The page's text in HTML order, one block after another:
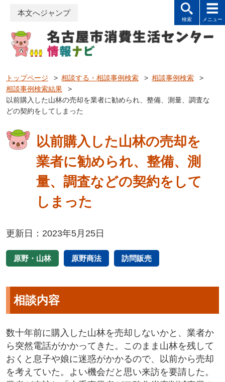
本文へジャンプ
トップページ > 相談する・相談事例検索 > 相談事例検索
>
相談事例検索結果
>
以前購入した山林の売却を業者に勧められ、整備、測量、調査な
どの契約をしてしまった
以前購入した山林の売却を
業者に勧められ、整備、測
量、調査などの契約をして
しまった
更新日：2023年5月25日
原野・山林 原野商法 訪問販売
相談内容
数十年前に購入した山林を売却しないかと、業者か
ら突然電話がかかってきた。このまま山林を残して
おくと息子や娘に迷惑がかかるので、以前から売却
を考えていた。よい機会だと思い来訪を要請した。